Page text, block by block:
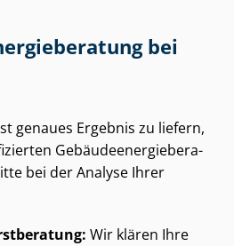
bei
genaues Ergebnis zu liefern,
Ge­bäu­de­en­er­gie­be­ra­
bei der Analyse Ihrer
Wir klären Ihre